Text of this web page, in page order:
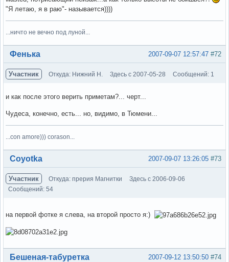
"Я летаю, я в раю"- называется))))
...ничто не вечно под луной...
Вне форума #72
2007-09-07 12:57:47
Фенька
Участник Откуда: Нижний Н. Здесь с 2007-05-28 Сообщений: 1
и как после этого верить приметам?... черт...
Чудеса, конечно, есть... но, видимо, в Тюмени...
...con amore))) corason...
Вне форума #73
2007-09-07 13:26:05
Coyotka
Участник Откуда: прерия Магнитки
Здесь с 2006-09-06
Сообщений: 54
на первой фотке я слева, на второй просто я:)
Вне форума #74
2007-09-12 13:50:50
Бешеная-табуретка